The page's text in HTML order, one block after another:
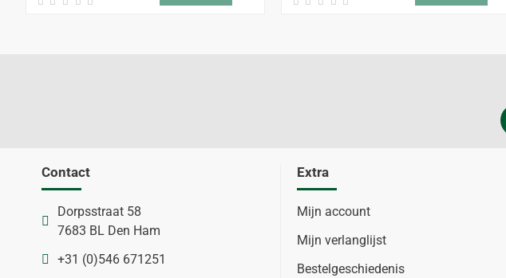
Contact
Dorpsstraat 58
7683 BL Den Ham
+31 (0)546 671251
Extra
Mijn account
Mijn verlanglijst
Bestelgeschiedenis